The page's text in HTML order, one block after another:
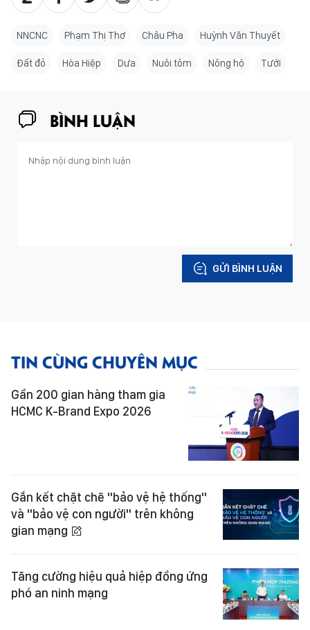
NNCNC Phạm Thị Thơ Châu Pha Huỳnh Văn Thuyết
Đất đỏ Hòa Hiệp Dưa Nuôi tôm Nông hộ Tưới
BÌNH LUẬN
GỬI BÌNH LUẬN
TIN CÙNG CHUYÊN MỤC
Gần 200 gian hàng tham gia
HCMC K-Brand Expo 2026
Gắn kết chặt chẽ "bảo vệ hệ thống"
và "bảo vệ con người" trên không
gian mạng
Tăng cường hiệu quả hiệp đồng ứng
phó an ninh mạng